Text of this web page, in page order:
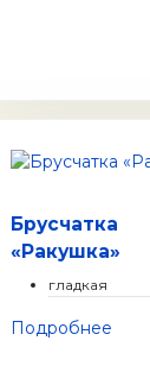
Брусчатка
«Ракушка»
гладкая
Подробнее